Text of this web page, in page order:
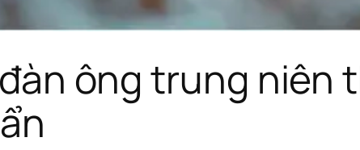
ông trung niên